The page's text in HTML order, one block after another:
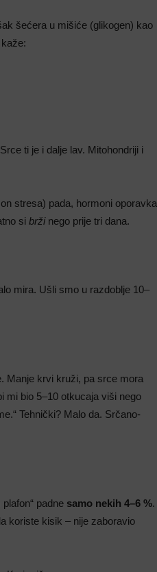
šećera u mišiće (glikogen) kao
ti je i dalje lav. Mitohondriji i
stresa) pada, hormoni oporavka
si bržinego prije tri dana.
mira. Ušli smo u razdoblje 10–
Manje krvi kruži, pa srce mora
mi bio 5–10 otkucaja viši nego
Tehnički? Malo da. Srčano-
padne samo nekih 4–6 %.
koriste kisik – nije zaboravio